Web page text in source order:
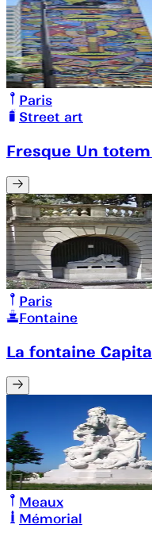
Paris
Street art
Fresque Un
Paris
Fontaine
La fontaine
Meaux
Mémorial